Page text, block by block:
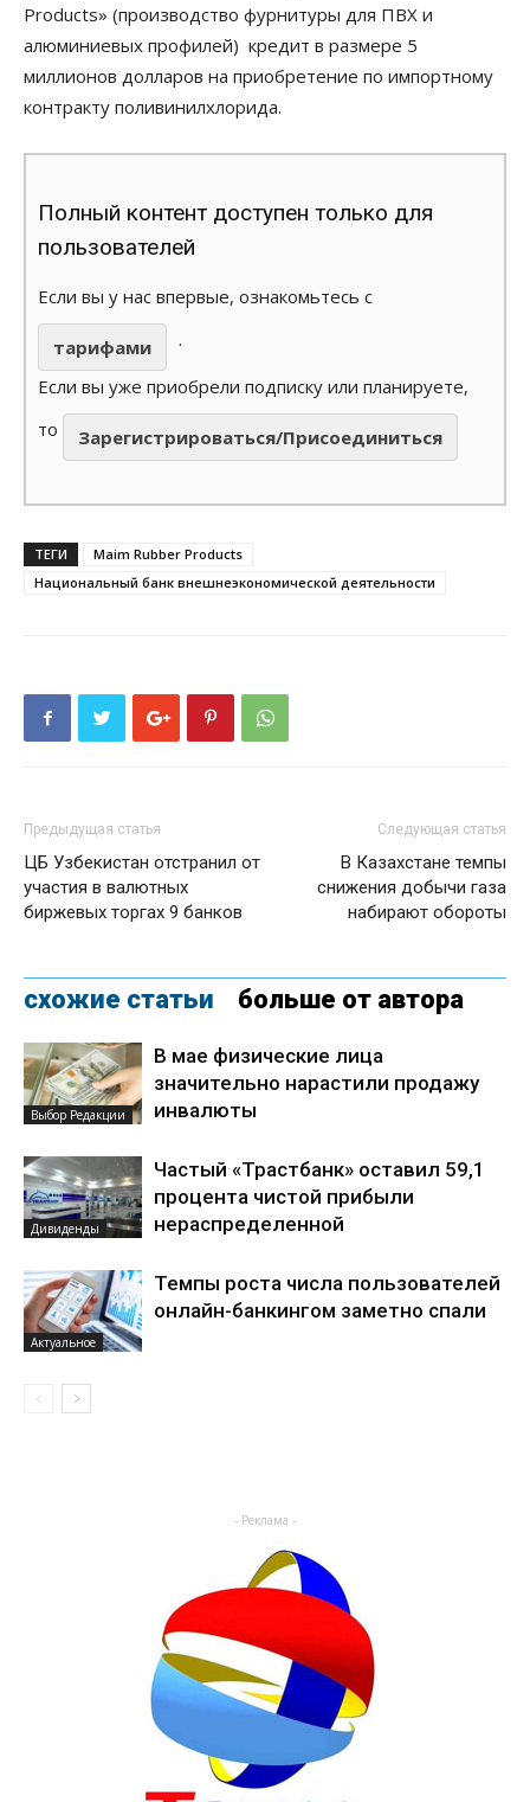
Products» (производство фурнитуры для ПВХ и
алюминиевых профилей) кредит в размере 5
миллионов долларов на приобретение по импортному
контракту поливинилхлорида.
Полный контент доступен только для
пользователей
Если вы у нас впервые, ознакомьтесь с
тарифами
.
Если вы уже приобрели подписку или планируете,
то
Зарегистрироваться/Присоединиться
ТЕГИ
Maim Rubber Products
Национальный банк внешнеэкономической деятельности
Предыдущая статья
ЦБ Узбекистан отстранил от
участия в валютных
биржевых торгах 9 банков
Следующая статья
В Казахстане темпы
снижения добычи газа
набирают обороты
схожие статьи больше от автора
Выбор Редакции
В мае физические лица
значительно нарастили продажу
инвалюты
Дивиденды
Частый «Трастбанк» оставил 59,1
процента чистой прибыли
нераспределенной
Актуальное
Темпы роста числа пользователей
онлайн-банкингом заметно спали
- Реклама -